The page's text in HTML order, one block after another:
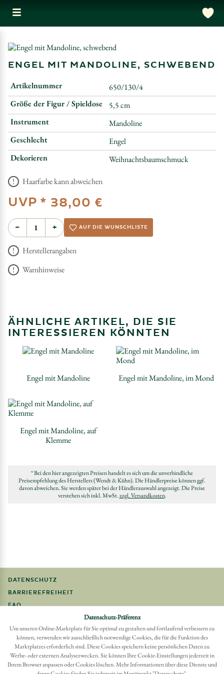
ENGEL MIT MANDOLINE, SCHWEBEND
Artikelnummer
650/130/4
Größe der Figur / Spieldose
5,5 cm
Instrument
Mandoline
Geschlecht
Engel
Dekorieren
Weihnachtsbaumschmuck
Haarfarbe kann abweichen
UVP * 38,00 €
− + AUF DIE WUNSCHLISTE
Herstellerangaben
Warnhinweise
ÄHNLICHE ARTIKEL, DIE SIE
INTERESSIEREN KÖNNTEN
Engel mit Mandoline Engel mit Mandoline, im Mond
Engel mit Mandoline, auf
Klemme
* Bei den hier angezeigten Preisen handelt es sich um die unverbindliche
Preisempfehlung des Herstellers (Wendt & Kühn). Die Händlerpreise können ggf.
davon abweichen. Sie werden später bei der Händlerauswahl angezeigt. Die Preise
verstehen sich inkl. MwSt.zzgl. Versandkosten.
DATENSCHUTZ
BARRIEREFREIHEIT
FAQ
Möchten Sie eine Bestellung widerrufen?
Hier Widerruf mit wenigen Klicks online erreichen
BESTELLUNG WIDERRUFEN
Datenschutz-Präferenz
Um unseren Online-Marktplatz für Sie optimal zu gestalten und fortlaufend verbessern zu
können, verwenden wir ausschließlich notwendige Cookies, die für die Funktion des
Marktplatzes erforderlich sind. Diese Cookies speichern keine persönlichen Daten zu
Werbe- oder externen Analysezwecken. Sie können Ihre Cookie-Einstellungen jederzeit in
Ihrem Browser anpassen oder Cookies löschen. Mehr Informationen über diese Dienste und